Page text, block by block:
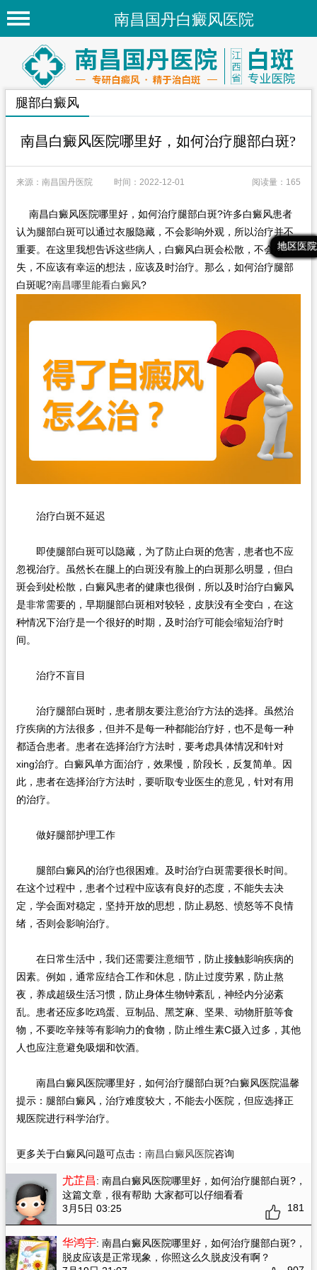
南昌国丹白癜风医院
首页
医院简介
医院新闻
专家团队
先进技术
白癜风常识
白癜风人群
白癜风部位
最新文章
热门文章
推荐文章
地区医院
腿部白癜风
南昌白癜风医院哪里好，如何治疗腿部白斑?
来源：南昌国丹医院 时间：2022-12-01 阅读量：165
南昌白癜风医院哪里好，如何治疗腿部白斑?许多白癜风患者
认为腿部白斑可以通过衣服隐藏，不会影响外观，所以治疗并不
重要。在这里我想告诉这些病人，白癜风白斑会松散，不会消
失，不应该有幸运的想法，应该及时治疗。那么，如何治疗腿部
白斑呢?南昌哪里能看白癜风?
治疗白斑不延迟
即使腿部白斑可以隐藏，为了防止白斑的危害，患者也不应
忽视治疗。虽然长在腿上的白斑没有脸上的白斑那么明显，但白
斑会到处松散，白癜风患者的健康也很倒，所以及时治疗白癜风
是非常需要的，早期腿部白斑相对较轻，皮肤没有全变白，在这
种情况下治疗是一个很好的时期，及时治疗可能会缩短治疗时
间。
治疗不盲目
治疗腿部白斑时，患者朋友要注意治疗方法的选择。虽然治
疗疾病的方法很多，但并不是每一种都能治疗好，也不是每一种
都适合患者。患者在选择治疗方法时，要考虑具体情况和针对
xing治疗。白癜风单方面治疗，效果慢，阶段长，反复简单。因
此，患者在选择治疗方法时，要听取专业医生的意见，针对有用
的治疗。
做好腿部护理工作
腿部白癜风的治疗也很困难。及时治疗白斑需要很长时间。
在这个过程中，患者个过程中应该有良好的态度，不能失去决
定，学会面对稳定，坚持开放的思想，防止易怒、愤怒等不良情
绪，否则会影响治疗。
在日常生活中，我们还需要注意细节，防止接触影响疾病的
因素。例如，通常应结合工作和休息，防止过度劳累，防止熬
夜，养成超级生活习惯，防止身体生物钟紊乱，神经内分泌紊
乱。患者还应多吃鸡蛋、豆制品、黑芝麻、坚果、动物肝脏等食
物，不要吃辛辣等有影响力的食物，防止维生素C摄入过多，其他
人也应注意避免吸烟和饮酒。
南昌白癜风医院哪里好，如何治疗腿部白斑?白癜风医院温馨
提示：腿部白癜风，治疗难度较大，不能去小医院，但应选择正
规医院进行科学治疗。
更多关于白癜风问题可点击： 南昌白癜风医院咨询
尤芷昌: 南昌白癜风医院哪里好，如何治疗腿部白斑?，
这篇文章，很有帮助 大家都可以仔细看看
3月5日 03:25
181
华鸿宇: 南昌白癜风医院哪里好，如何治疗腿部白斑?，
脱皮应该是正常现象，你照这么久脱皮没有啊？